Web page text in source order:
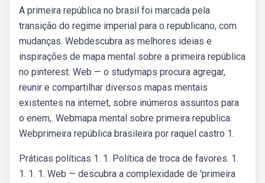
A primeira república no brasil foi marcada pela
transição do regime imperial para o republicano, com
mudanças. Webdescubra as melhores ideias e
inspirações de mapa mental sobre a primeira república
no pinterest. Web — o studymaps procura agregar,
reunir e compartilhar diversos mapas mentais
existentes na internet, sobre inúmeros assuntos para
o enem,. Webmapa mental sobre primeira republica.
Webprimeira república brasileira por raquel castro 1.
Práticas políticas 1. 1. Política de troca de favores. 1.
1. 1. 1. Web — descubra a complexidade de 'primeira